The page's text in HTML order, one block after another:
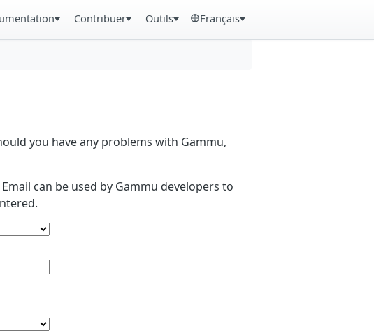
Contribuer Outils Français
you have any problems with Gammu,
can be used by Gammu developers to